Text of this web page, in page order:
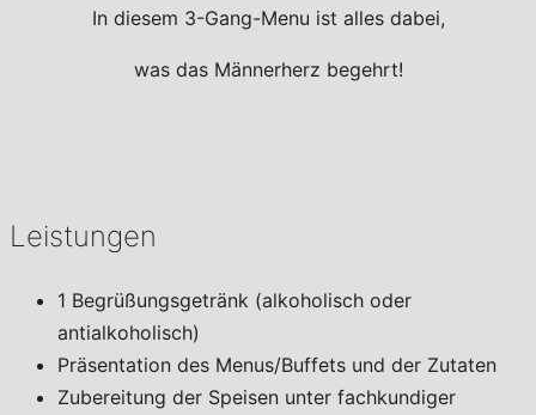
In diesem 3-Gang-Menu ist alles dabei,
was das Männerherz begehrt!
Leistungen
1 Begrüßungsgetränk (alkoholisch oder
antialkoholisch)
Präsentation des Menus/Buffets und der Zutaten
Zubereitung der Speisen unter fachkundiger